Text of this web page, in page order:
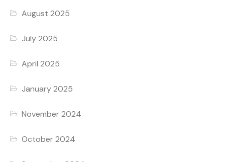
August 2025
July 2025
April 2025
January 2025
November 2024
October 2024